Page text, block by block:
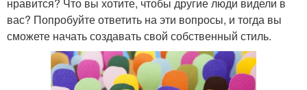
вас? Попробуйте ответить на эти вопросы, и тогда вы
сможете начать создавать свой собственный стиль.